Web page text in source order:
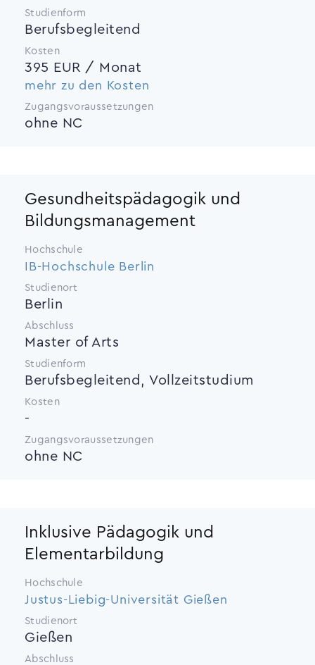
Studienform
Berufsbegleitend
Kosten
395 EUR / Monat
mehr zu den Kosten
Zugangsvoraussetzungen
ohne NC
Gesundheitspädagogik und
Bildungsmanagement
Hochschule
IB-Hochschule Berlin
Studienort
Berlin
Abschluss
Master of Arts
Studienform
Berufsbegleitend, Vollzeitstudium
Kosten
-
Zugangsvoraussetzungen
ohne NC
Inklusive Pädagogik und
Elementarbildung
Hochschule
Justus-Liebig-Universität Gießen
Studienort
Gießen
Abschluss